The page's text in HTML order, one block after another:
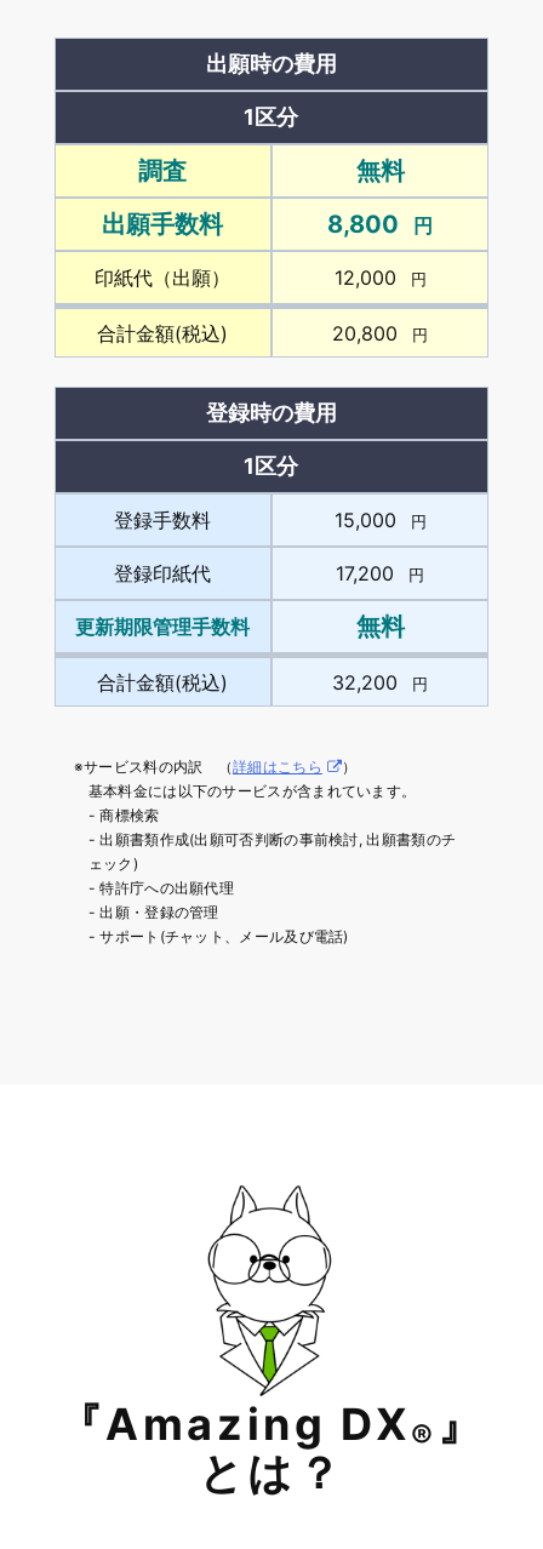
出願時の費用
1区分
調査
無料
出願手数料
8,800 円
印紙代（出願） 12,000 円
合計金額(税込) 20,800 円
登録時の費用
1区分
登録手数料 15,000 円
登録印紙代 17,200 円
更新期限管理手数料 無料
合計金額(税込) 32,200 円
※サービス料の内訳 （詳細はこちら
）
基本料金には以下のサービスが含まれています。
- 商標検索
- 出願書類作成(出願可否判断の事前検討, 出願書類のチ
ェック)
- 特許庁への出願代理
- 出願・登録の管理
- サポート(チャット、メール及び電話)
『Amazing DX® 』
とは？